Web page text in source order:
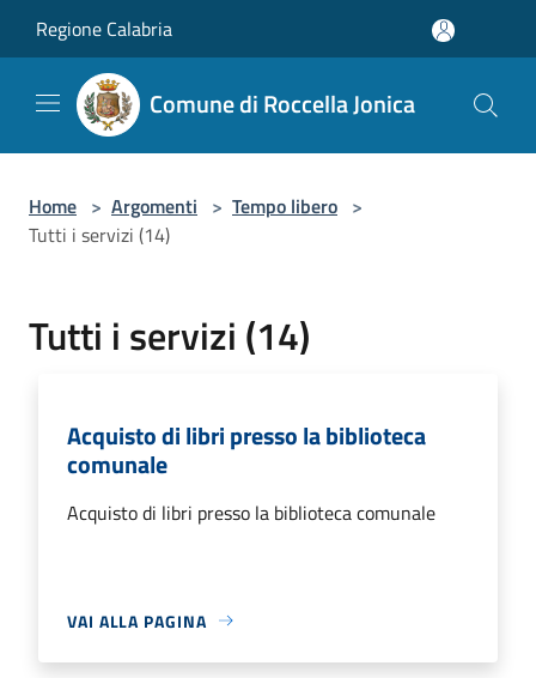
Regione Calabria
Comune di Roccella Jonica
Home > Argomenti > Tempo libero >
Tutti i servizi (14)
Tutti i servizi (14)
Acquisto di libri presso la biblioteca
comunale
Acquisto di libri presso la biblioteca comunale
VAI ALLA PAGINA